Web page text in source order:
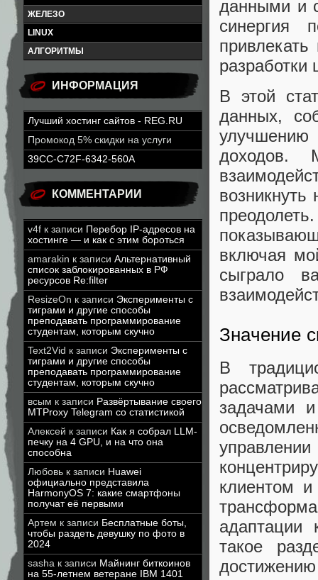
ЖЕЛЕЗО
LINUX
АЛГОРИТМЫ
ИНФОРМАЦИЯ
Лучший хостинг сайтов - REG.RU
Промокод 5% скидки на услуги
39CC-C72F-6342-560A
КОММЕНТАРИИ
v4f к записи Перебор IP-адресов на
хостинге — и как с этим бороться
amarakin к записи Альтернативный
список заблокированных в РФ
ресурсов Re:filter
ResizeOn к записи Эксперименты с
тиграми и другие способы
преподавать программирование
студентам, которым скучно
Text2Vid к записи Эксперименты с
тиграми и другие способы
преподавать программирование
студентам, которым скучно
всым к записи Развёртывание своего
MTProxy Telegram со статистикой
Алексей к записи Как я собрал LLM-
печку на 4 GPU, и на что она
способна
Любовь к записи Huawei
официально представила
HarmonyOS 7: какие смартфоны
получат её первыми
Артем к записи Бесплатные боты,
чтобы раздеть девушку по фото в
2024
sasha к записи Майнинг биткоинов
на 55-летнем ветеране IBM 1401
данными и
синергия
разработки
В этой
данных,
улучшению
доходов.
включая
сыграло
Значение
В
задачами
клиентом
адаптации
такое